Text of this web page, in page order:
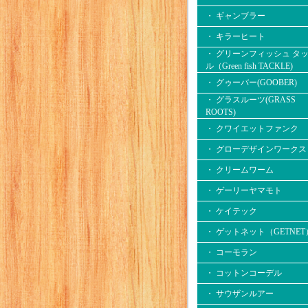
・ ギャンブラー
・ キラーヒート
・ グリーンフィッシュ タ
ル（Green fish TACKLE)
・ グゥーバー(GOOBER)
・ グラスルーツ(GRASS
ROOTS)
・ クワイエットファンク
・ グローデザインワークス
・ クリームワーム
・ ゲーリーヤマモト
・ ケイテック
・ ゲットネット（GETNET
・ コーモラン
・ コットンコーデル
・ サウザンルアー